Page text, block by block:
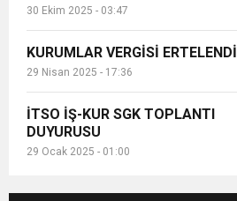
30 Ekim 2025 - 03:47
KURUMLAR VERGİSİ ERTELENDİ
29 Nisan 2025 - 17:36
İTSO İŞ-KUR SGK TOPLANTI
DUYURUSU
29 Ocak 2025 - 01:00